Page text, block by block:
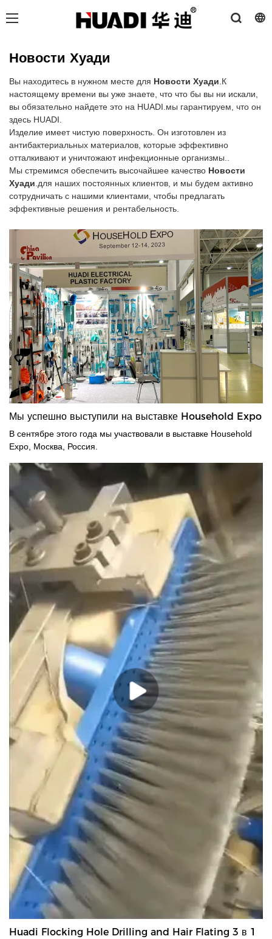
Новости Хуади
Вы находитесь в нужном месте для Новости Хуади.К
настоящему времени вы уже знаете, что что бы вы ни искали,
вы обязательно найдете это на HUADI.мы гарантируем, что он
здесь HUADI.
Изделие имеет чистую поверхность. Он изготовлен из
антибактериальных материалов, которые эффективно
отталкивают и уничтожают инфекционные организмы..
Мы стремимся обеспечить высочайшее качество Новости
Хуади.для наших постоянных клиентов, и мы будем активно
сотрудничать с нашими клиентами, чтобы предлагать
эффективные решения и рентабельность.
Мы успешно выступили на выставке Household Expo
В сентябре этого года мы участвовали в выставке Household
Expo, Москва, Россия.
Huadi Flocking Hole Drilling and Hair Flating 3 в 1